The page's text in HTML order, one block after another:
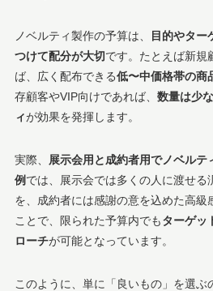
ノベルティ製作の予算は、
目的やター
つけて配分が大切です。たとえば新規
ば、広く配布できる低〜中価格帯の商
存顧客やVIP向けであれば、 数量は少
ィが効果を発揮します。
実際、
展示会用と成約者用でノベル
例では、展示会では多くの人に渡せる
を、成約者には感謝の意を込めた高級
ことで、限られた予算内でもターゲッ
ローチが可能となっています。
このように、単に「良いもの」を選ぶ